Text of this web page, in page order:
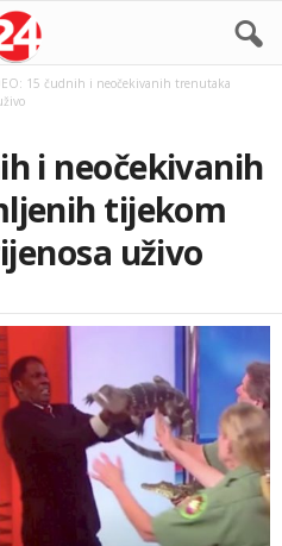
15 čudnih i neočekivanih trenutaka
i neočekivanih
tijekom
uživo